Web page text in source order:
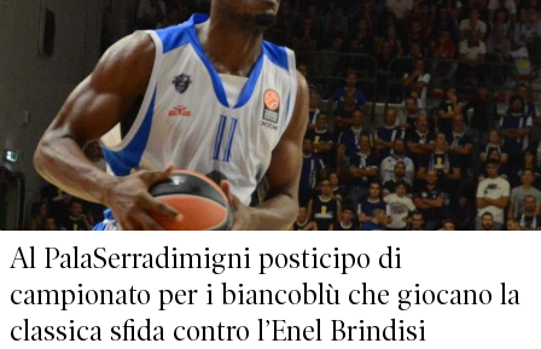
Al PalaSerradimigni posticipo di
campionato per i biancoblù che giocano la
classica sfida contro l’Enel Brindisi